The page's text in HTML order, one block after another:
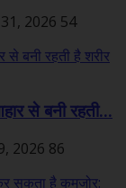
2026 54
से बनी रहती...
2026 86